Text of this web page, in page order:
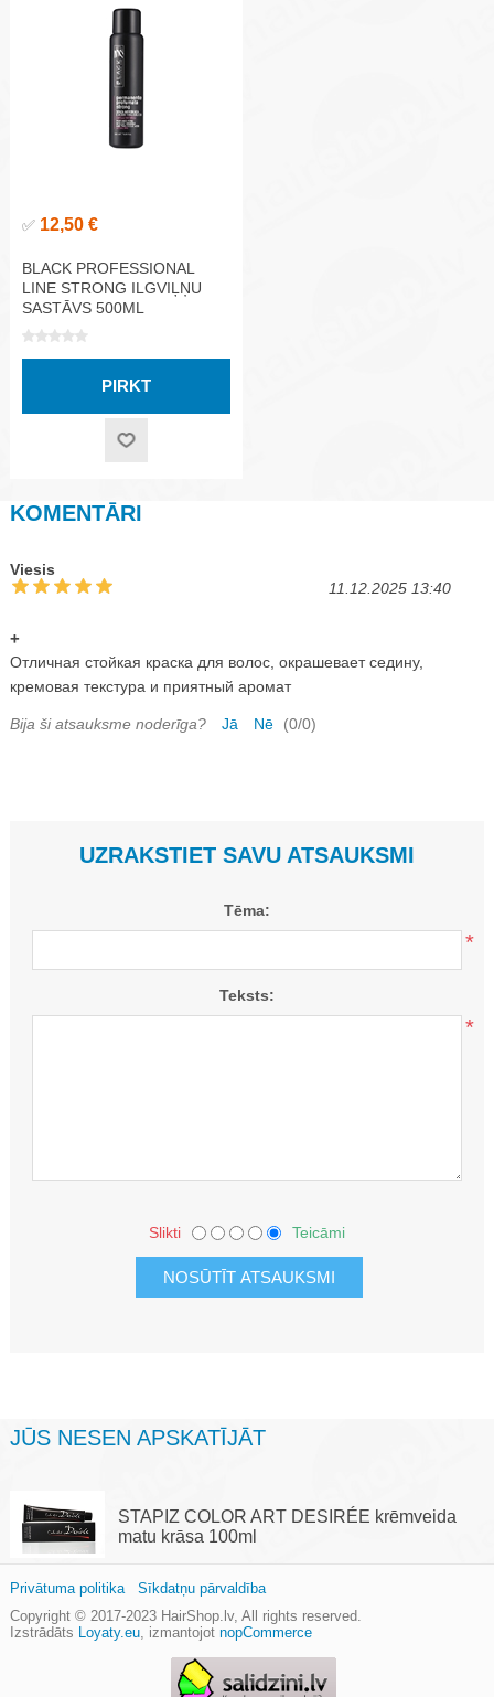
✅ 12,50 €
BLACK PROFESSIONAL
LINE STRONG ILGVIĻŅU
SASTĀVS 500ML
KOMENTĀRI
Viesis
11.12.2025 13:40
+
Отличная стойкая краска для волос, окрашевает седину,
кремовая текстура и приятный аромат
Bija ši atsauksme noderīga? Jā Nē (0/0)
UZRAKSTIET SAVU ATSAUKSMI
Tēma:
*
Teksts:
*
Slikti Teicāmi
JŪS NESEN APSKATĪJĀT
STAPIZ COLOR ART DESIRÉE krēmveida
matu krāsa 100ml
Copyright © 2017-2023 HairShop.lv, All rights reserved.
Izstrādāts
Loyaty.eu, izmantojot nopCommerce
Privātuma politika Sīkdatņu pārvaldība